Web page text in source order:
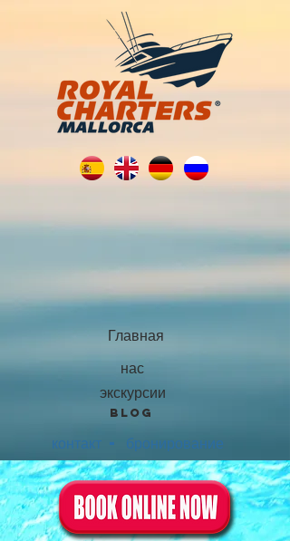
Главная
нас
экскурсии
BLOG
контакт - бронирование